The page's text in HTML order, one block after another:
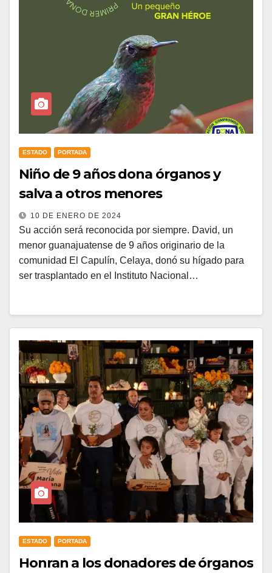
ESTADO PORTADA
Niño de 9 años dona órganos y
salva a otros menores
10 DE ENERO DE 2024
Su acción será reconocida por siempre. David, un
menor guanajuatense de 9 años originario de la
comunidad El Capulín, Celaya, donó su hígado para
ser trasplantado en el Instituto Nacional…
ESTADO PORTADA
Honran a los donadores de órganos